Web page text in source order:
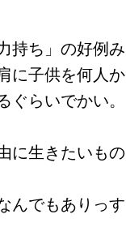
持ち」の好例み
に子供を何人か
らいでかい。
に生きたいもの
んでもありっす